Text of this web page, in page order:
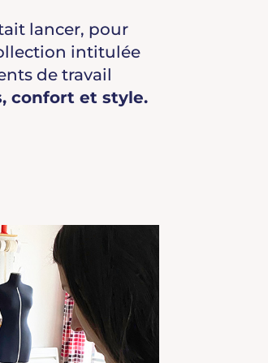
lancer, pour
intitulée
de travail
confort et style.